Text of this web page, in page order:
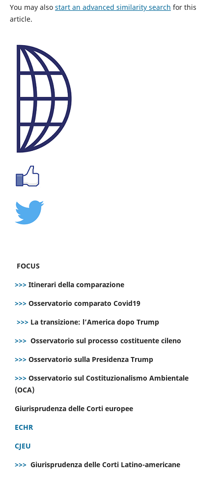
You may also start an advanced similarity search for this
article.
FOCUS
>>> Itinerari della comparazione
>>> Osservatorio comparato Covid19
>>> La transizione: l’America dopo Trump
>>> Osservatorio sul processo costituente cileno
>>> Osservatorio sulla Presidenza Trump
>>> Osservatorio sul Costituzionalismo Ambientale
(OCA)
Giurisprudenza delle Corti europee
ECHR
CJEU
>>> Giurisprudenza delle Corti Latino-americane